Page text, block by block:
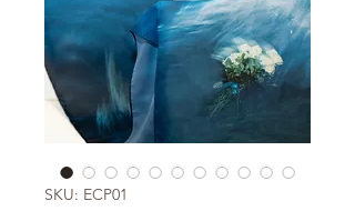
SKU: ECP01